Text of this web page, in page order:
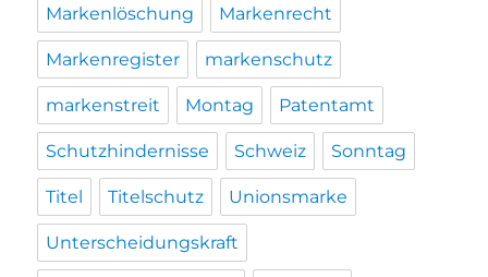
Markenlöschung Markenrecht
Markenregister markenschutz
markenstreit Montag Patentamt
Schutzhindernisse Schweiz Sonntag
Titel Titelschutz Unionsmarke
Unterscheidungskraft